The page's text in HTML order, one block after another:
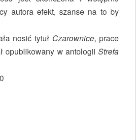
autora efekt, szanse na to by
nosić tytuł Czarownice, prace
opublikowany w antologii Strefa